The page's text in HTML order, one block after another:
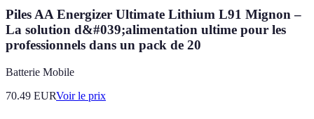
Piles AA Energizer Ultimate Lithium L91 Mignon –
La solution d&#039;alimentation ultime pour les
professionnels dans un pack de 20
Batterie Mobile
70.49 EURVoir le prix